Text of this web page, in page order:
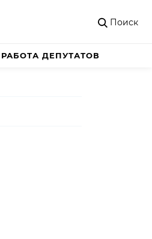
Поиск
РАБОТА ДЕПУТАТОВ